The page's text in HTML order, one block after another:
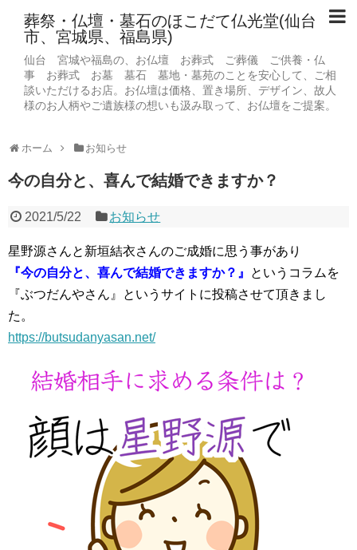
葬祭・仏壇・墓石のほこだて仏光堂(仙台
市、宮城県、福島県)
仙台 宮城や福島の、お仏壇 お葬式 ご葬儀 ご供養・仏
事 お葬式 お墓 墓石 墓地・墓苑のことを安心して、ご相
談いただけるお店。お仏壇は価格、置き場所、デザイン、故人
様のお人柄やご遺族様の想いも汲み取って、お仏壇をご提案。
ホーム お知らせ
今の自分と、喜んで結婚できますか？
2021/5/22 お知らせ
星野源さんと新垣結衣さんのご成婚に思う事があり
『今の自分と、喜んで結婚できますか？』
というコラムを
『ぶつだんやさん』というサイトに投稿させて頂きまし
た。
https://butsudanyasan.net/